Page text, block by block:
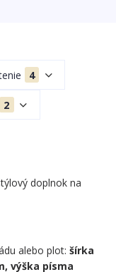
4
2
doplnok na
alebo plot: šírka
výška písma